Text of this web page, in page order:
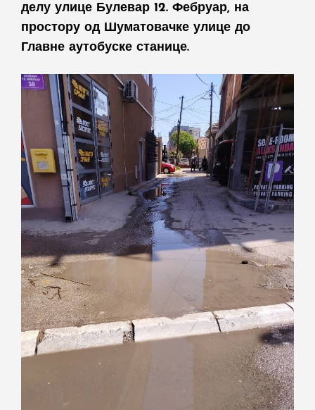
делу улице Булевар 12. Фебруар, на
простору од Шуматовачке улице до
Главне аутобуске станице.